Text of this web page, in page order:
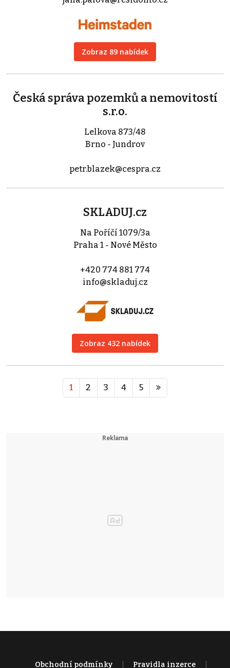
Zobraz 89 nabídek
Česká správa pozemků a nemovitostí
s.r.o.
Lelkova 873/48
Brno - Jundrov
petr.blazek@cespra.cz
SKLADUJ.cz
Na Poříčí 1079/3a
Praha 1 - Nové Město
+420 774 881 774
info@skladuj.cz
Zobraz 432 nabídek
1 2 3 4 5
Obchodní podmínky Pravidla inzerce